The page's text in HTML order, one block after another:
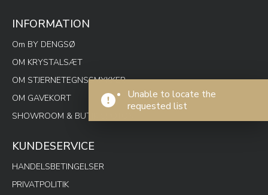
Unable to locate the
requested list
INFORMATION
Om BY DENGSØ
OM KRYSTALSÆT
OM STJERNETEGNSSMYKKER
OM GAVEKORT
SHOWROOM & BUTIK SPOTON
KUNDESERVICE
HANDELSBETINGELSER
PRIVATPOLITIK